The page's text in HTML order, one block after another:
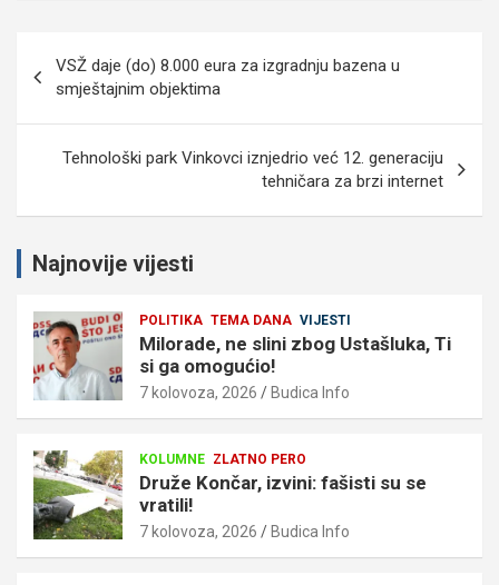
Navigacija
objava
VSŽ daje (do) 8.000 eura za izgradnju bazena u
smještajnim objektima
Tehnološki park Vinkovci iznjedrio već 12. generaciju
tehničara za brzi internet
Najnovije vijesti
POLITIKA TEMA DANA VIJESTI
Milorade, ne slini zbog Ustašluka, Ti
si ga omogućio!
7 kolovoza, 2026 Budica Info
KOLUMNE ZLATNO PERO
Druže Končar, izvini: fašisti su se
vratili!
7 kolovoza, 2026 Budica Info